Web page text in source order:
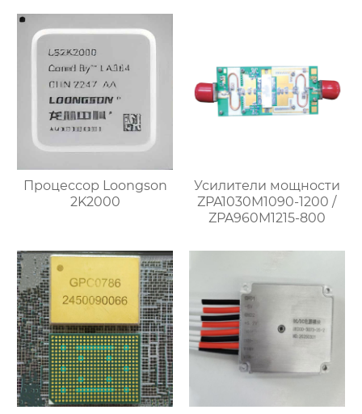
Процессор Loongson
2K2000
Усилители мощности
ZPA1030M1090-1200 /
ZPA960M1215-800